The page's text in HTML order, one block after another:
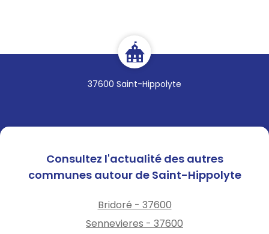
37600 Saint-Hippolyte
Consultez l'actualité des autres
communes autour de Saint-Hippolyte
Bridoré - 37600
Sennevieres - 37600